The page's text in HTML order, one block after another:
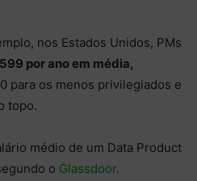
nos Estados Unidos, PMs
por ano em média,
para os menos privilegiados e
topo.
médio de um Data Product
o Glassdoor.